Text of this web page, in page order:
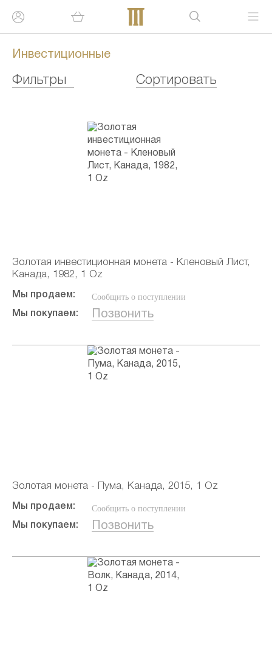
Инвестиционные
Фильтры Сортировать
Золотая инвестиционная монета - Кленовый Лист,
Канада, 1982, 1 Oz
Мы продаем: Сообщить о поступлении
Мы покупаем: Позвонить
Золотая монета - Пума, Канада, 2015, 1 Oz
Мы продаем: Сообщить о поступлении
Мы покупаем: Позвонить